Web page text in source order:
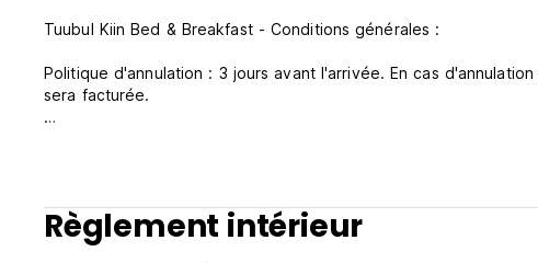
Tuubul Kiin Bed & Breakfast - Conditions générales :
Politique d'annulation : 3 jours avant l'arrivée. En cas
sera facturée.
Paiement à l'arrivée en espèces uniquement.
Taxes incluses
Règlement intérieur